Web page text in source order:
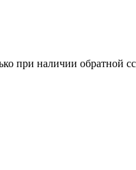
при наличии обратной